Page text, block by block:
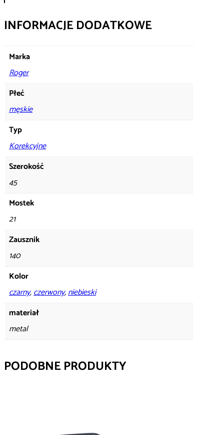
INFORMACJE DODATKOWE
Marka
Roger
Płeć
męskie
Typ
Korekcyjne
Szerokość
45
Mostek
21
Zausznik
140
Kolor
czarny,czerwony,niebieski
materiał
metal
PODOBNE PRODUKTY